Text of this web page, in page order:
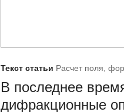
Текст статьи Расчет поля,
В последнее
дифракционные